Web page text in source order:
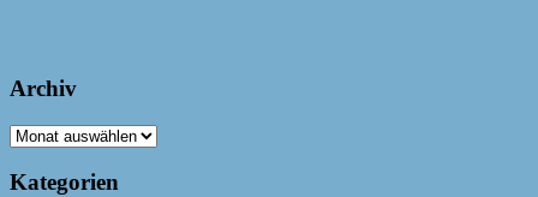
Archiv
Archiv
Kategorien